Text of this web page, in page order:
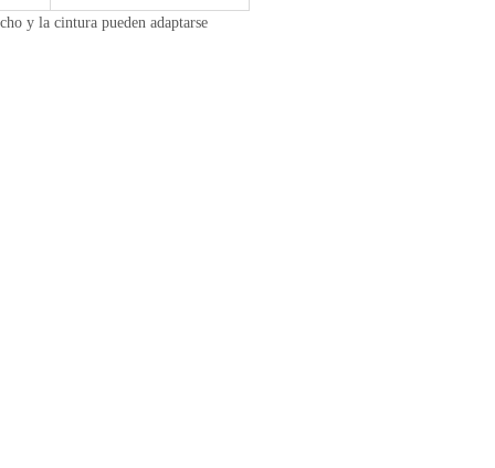
y la cintura pueden adaptarse